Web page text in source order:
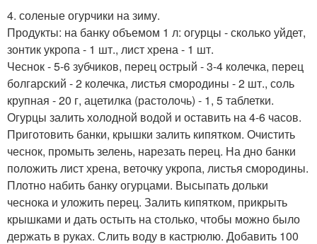
4. соленые огурчики на зиму.
Продукты: на банку объемом 1 л: огурцы - сколько уйдет,
зонтик укропа - 1 шт., лист хрена - 1 шт.
Чеснок - 5-6 зубчиков, перец острый - 3-4 колечка, перец
болгарский - 2 колечка, листья смородины - 2 шт., соль
крупная - 20 г, ацетилка (растолочь) - 1, 5 таблетки.
Огурцы залить холодной водой и оставить на 4-6 часов.
Приготовить банки, крышки залить кипятком. Очистить
чеснок, промыть зелень, нарезать перец. На дно банки
положить лист хрена, веточку укропа, листья смородины.
Плотно набить банку огурцами. Высыпать дольки
чеснока и уложить перец. Залить кипятком, прикрыть
крышками и дать остыть на столько, чтобы можно было
держать в руках. Слить воду в кастрюлю. Добавить 100